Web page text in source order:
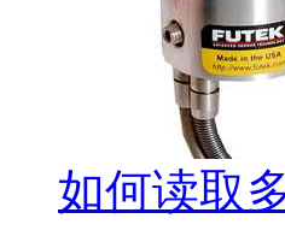
如何读取